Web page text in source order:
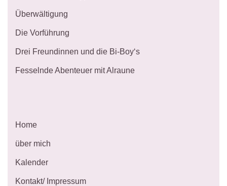
Überwältigung
Die Vorführung
Drei Freundinnen und die Bi-Boy‘s
Fesselnde Abenteuer mit Alraune
Home
über mich
Kalender
Kontakt/ Impressum